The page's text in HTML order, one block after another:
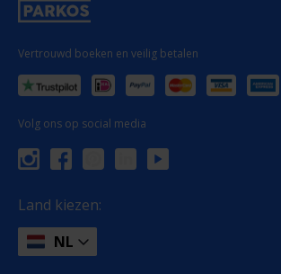
Vertrouwd boeken en veilig betalen
Volg ons op social media
Land kiezen:
NL